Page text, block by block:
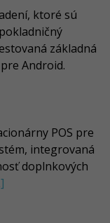
ktoré sú
základná
Android.
POS pre
integrovaná
doplnkových